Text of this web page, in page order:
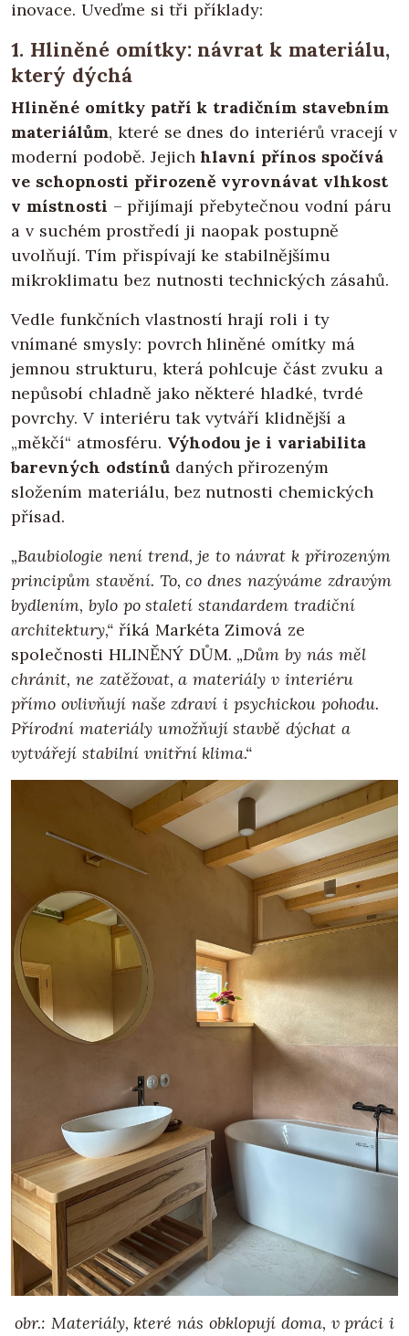
inovace. Uveďme si tři příklady:
1. Hliněné omítky: návrat k materiálu,
který dýchá
Hliněné omítky patří k tradičním stavebním
materiálům, které se dnes do interiérů vracejí v
moderní podobě. Jejichhlavní přínos spočívá
ve schopnosti přirozeně vyrovnávat vlhkost
v místnosti – přijímají přebytečnou vodní páru
a v suchém prostředí ji naopak postupně
uvolňují. Tím přispívají ke stabilnějšímu
mikroklimatu bez nutnosti technických zásahů.
Vedle funkčních vlastností hrají roli i ty
vnímané smysly: povrch hliněné omítky má
jemnou strukturu, která pohlcuje část zvuku a
nepůsobí chladně jako některé hladké, tvrdé
povrchy. V interiéru tak vytváří klidnější a
„měkčí“ atmosféru. Výhodou je i variabilita
barevných odstínůdaných přirozeným
složením materiálu, bez nutnosti chemických
přísad.
„Baubiologie není trend, je to návrat k přirozeným
principům stavění. To, co dnes nazýváme zdravým
bydlením, bylo po staletí standardem tradiční
architektury,“ říká Markéta Zimová ze
společnosti HLINĚNÝ DŮM. „Dům by nás měl
chránit, ne zatěžovat, a materiály v interiéru
přímo ovlivňují naše zdraví i psychickou pohodu.
Přírodní materiály umožňují stavbě dýchat a
vytvářejí stabilní vnitřní klima.“
obr.: Materiály, které nás obklopují doma, v práci i